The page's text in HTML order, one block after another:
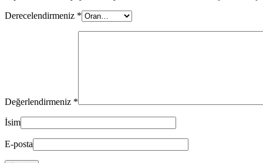
Derecelendirmeniz *
Değerlendirmeniz *
İsim
E-posta